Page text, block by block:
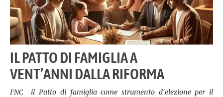
IL PATTO DI FAMIGLIA A
VENT’ANNI DALLA RIFORMA
FNC il Patto di famiglia come strumento d'elezione per il